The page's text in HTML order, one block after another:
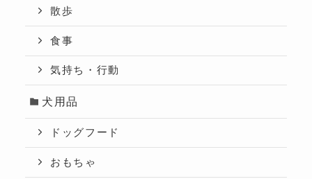
散歩
食事
気持ち・行動
犬用品
ドッグフード
おもちゃ